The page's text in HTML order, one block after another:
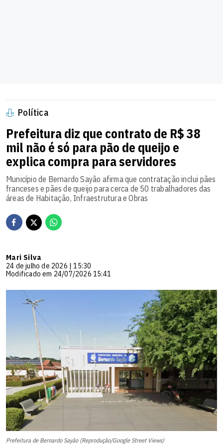
Política
Prefeitura diz que contrato de R$ 38
mil não é só para pão de queijo e
explica compra para servidores
Município de Bernardo Sayão afirma que contratação inclui pães
franceses e pães de queijo para cerca de 50 trabalhadores das
áreas de Habitação, Infraestrutura e Obras
Mari Silva
24 de julho de 2026 | 15:30
Modificado em 24/07/2026 15:41
Prefeitura de Bernardo Sayão (Reprodução/Google Street Views)